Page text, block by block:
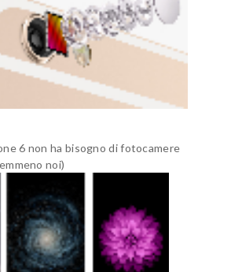
6 non ha bisogno di fotocamere
noi)